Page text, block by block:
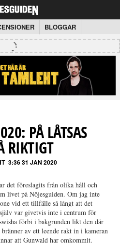
BLOGGAR
PÅ LÅTSAS
RIKTIGT
3:36 31 JAN 2020
det föreslagits från olika håll och
livet på Nöjesguiden. Om jag inte
vid ett tillfälle så långt att det
var givetvis inte i centrum för
förbi i bakgrunden likt den där
bränner av ett leende rakt in i kameran
att Gunwald har omkommit.